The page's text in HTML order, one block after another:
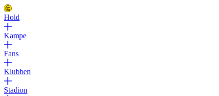
Hold
Kampe
Fans
Klubben
Stadion